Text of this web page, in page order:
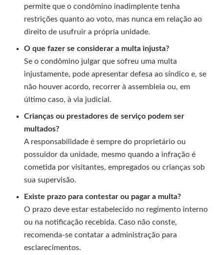
permite que o condômino inadimplente tenha
restrições quanto ao voto, mas nunca em relação ao
direito de usufruir a própria unidade.
O que fazer se considerar a multa injusta?
Se o condômino julgar que sofreu uma multa
injustamente, pode apresentar defesa ao síndico e, se
não houver acordo, recorrer à assembleia ou, em
último caso, à via judicial.
Crianças ou prestadores de serviço podem ser
multados?
A responsabilidade é sempre do proprietário ou
possuidor da unidade, mesmo quando a infração é
cometida por visitantes, empregados ou crianças sob
sua supervisão.
Existe prazo para contestar ou pagar a multa?
O prazo deve estar estabelecido no regimento interno
ou na notificação recebida. Caso não conste,
recomenda-se contatar a administração para
esclarecimentos.